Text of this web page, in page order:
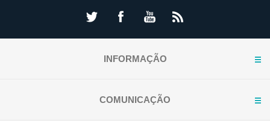
INFORMAÇÃO
COMUNICAÇÃO